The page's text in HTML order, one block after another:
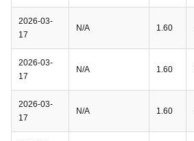
2026-03-
17
N/A 1.60
2026-03-
17
N/A 1.60
2026-03-
17
N/A 1.60